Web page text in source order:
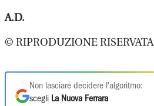
A.D.
© RIPRODUZIONE RISERVATA
Non lasciare decidere l'algoritmo:
scegli La Nuova Ferrara